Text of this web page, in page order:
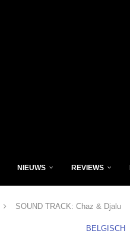
NIEUWS REVIEWS
SOUND TRACK: Chaz & Djalu
BELGISCH